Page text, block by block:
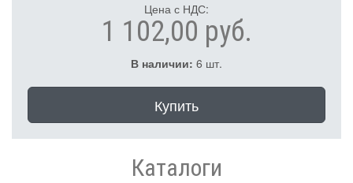
Цена с НДС:
1 102,00 руб.
В наличии: 6 шт.
Купить
Каталоги